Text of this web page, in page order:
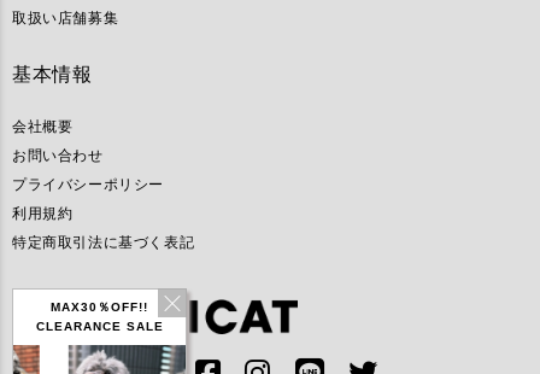
MAX30％OFF!!
CLEARANCE SALE
取扱い店舗募集
基本情報
会社概要
お問い合わせ
プライバシーポリシー
利用規約
特定商取引法に基づく表記